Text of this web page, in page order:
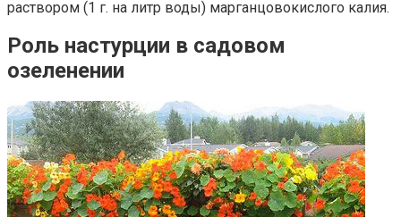
раствором (1 г. на литр воды) марганцовокислого калия.
Роль настурции в садовом
озеленении